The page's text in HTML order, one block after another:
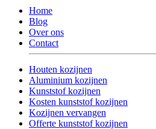
Home
Blog
Over ons
Contact
Houten kozijnen
Aluminium kozijnen
Kunststof kozijnen
Kosten kunststof kozijnen
Kozijnen vervangen
Offerte kunststof kozijnen